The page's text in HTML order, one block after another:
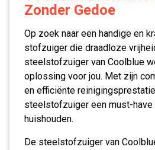
Zonder Gedoe
Op zoek naar een handige en
stofzuiger die draadloze
steelstofzuiger van Coolblue
oplossing voor jou. Met zijn
en efficiënte
steelstofzuiger een must-have
huishouden.
De steelstofzuiger van